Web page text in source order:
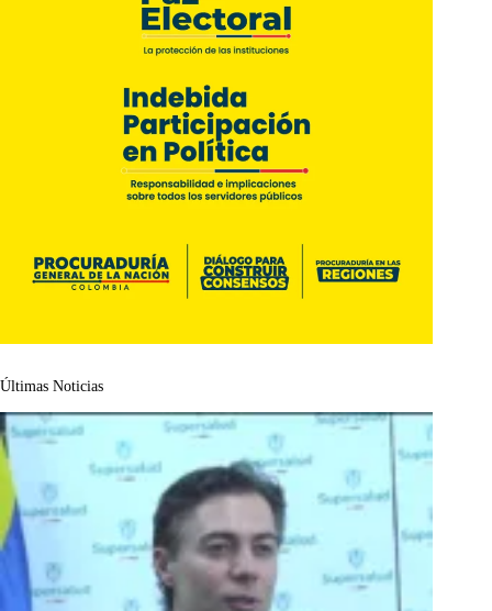
Últimas Noticias